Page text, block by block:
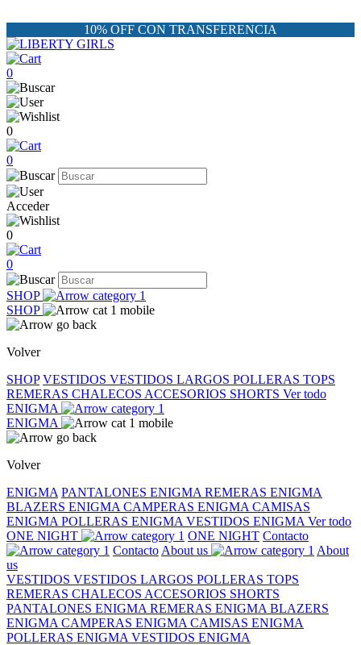
10% OFF CON TRANSFERENCIA
0
0
0
Acceder
0
0
SHOP
SHOP
Volver
SHOP VESTIDOS VESTIDOS LARGOS POLLERAS TOPS
REMERAS CHALECOS ACCESORIOS SHORTS Ver todo
ENIGMA
ENIGMA
Volver
ENIGMA PANTALONES ENIGMA REMERAS ENIGMA
BLAZERS ENIGMA CAMPERAS ENIGMA CAMISAS
ENIGMA POLLERAS ENIGMA VESTIDOS ENIGMA Ver todo
ONE NIGHT
ONE NIGHT Contacto
Contacto About us
About
us
VESTIDOS VESTIDOS LARGOS POLLERAS TOPS
REMERAS CHALECOS ACCESORIOS SHORTS
PANTALONES ENIGMA REMERAS ENIGMA BLAZERS
ENIGMA CAMPERAS ENIGMA CAMISAS ENIGMA
POLLERAS ENIGMA VESTIDOS ENIGMA